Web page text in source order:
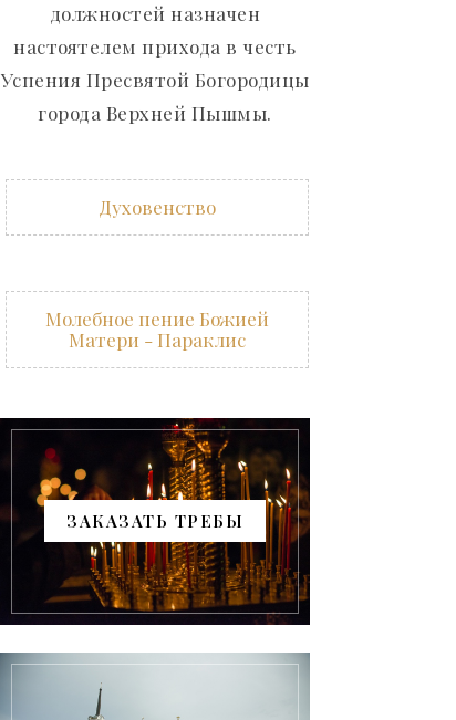
должностей назначен
настоятелем прихода в честь
Успения Пресвятой Богородицы
города Верхней Пышмы.
Духовенство
Молебное пение Божией
Матери - Параклис
ЗАКАЗАТЬ ТРЕБЫ